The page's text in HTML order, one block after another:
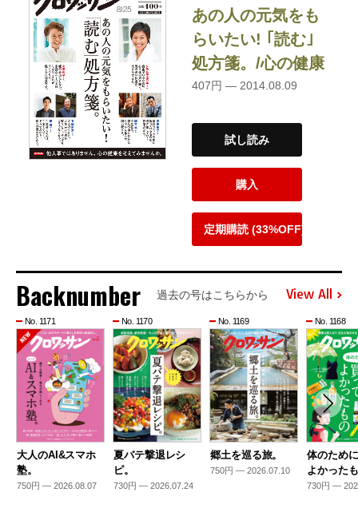
あの人の元気をも
らいたい! ｢読む｣
処方箋。/心の健康
407円 — 2014.08.09
試し読み
購入
定期購読 (33%OFF)
Backnumber 過去の号はこちらから View All
No. 1171
大人のAI&スマホ
塾。
750円 — 2026.08.07
No. 1170
夏バテ撃退レシ
ピ。
730円 — 2026.07.24
No. 1169
郷土を巡る旅。
750円 — 2026.07.10
No. 1168
体のため
よかった
730円 —